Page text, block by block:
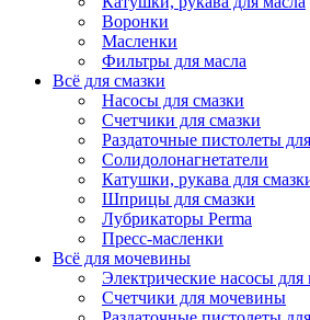
Воронки
Масленки
Фильтры для масла
Всё для смазки
Насосы для смазки
Счетчики для смазки
Раздаточные пистолеты
Солидолонагнетатели
Катушки, рукава для
Шприцы для смазки
Лубрикаторы Perma
Пресс-масленки
Всё для мочевины
Электрические насосы
Счетчики для мочевины